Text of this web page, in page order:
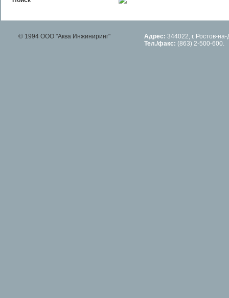
344022, г. Ростов-
(863) 2-500-600.